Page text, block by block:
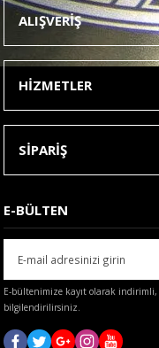
Ürün resmi kalitesiz,
Ürün açıklamasında
Ürün bilgilerinde
Ürün fiyatı diğer
Bu ürüne benzer farklı
ALIŞVERİŞ
HİZMETLER
SİPARİŞ
E-BÜLTEN
E-bültenimize kayıt olarak indirimli,
bilgilendirilirsiniz.